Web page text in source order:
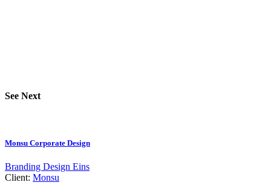
See Next
Monsu Corporate Design
Branding Design Eins
Client: Monsu